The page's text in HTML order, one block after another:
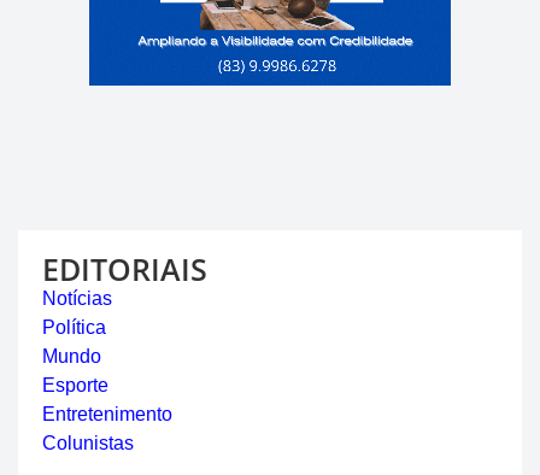
EDITORIAIS
Notícias
Política
Mundo
Esporte
Entretenimento
Colunistas